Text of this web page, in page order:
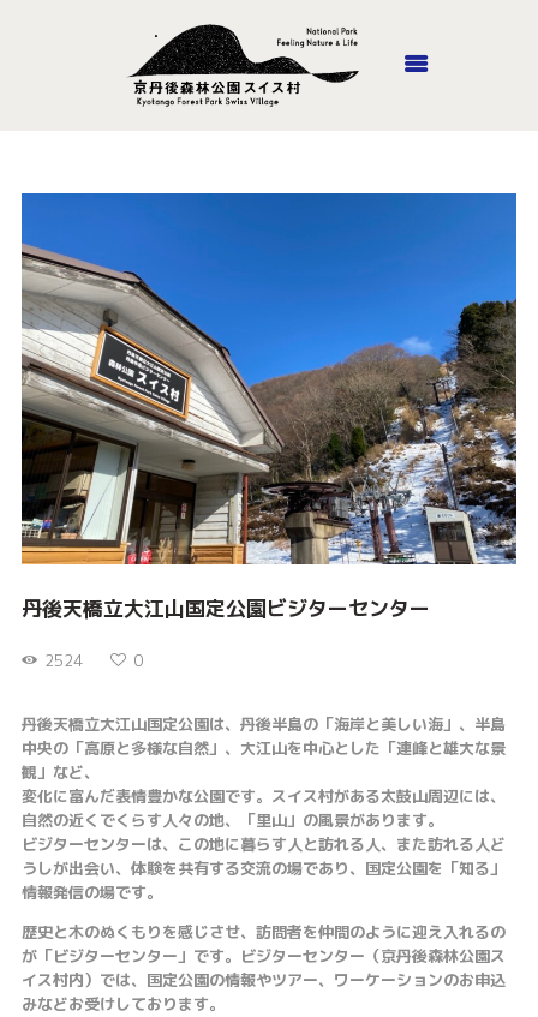
ホーム
施設紹介
山頂ホテル・風のがっこう
京都
ロッジやまの家
アウトドア
アクセス
お問い合わせ
オンラインショップ
丹後天橋立大江山国定公園ビジターセンター
2524 0
丹後天橋立大江山国定公園は、丹後半島の「海岸と美しい海」、半島
中央の「高原と多様な自然」、大江山を中心とした「連峰と雄大な景
観」など、
変化に富んだ表情豊かな公園です。スイス村がある太鼓山周辺には、
自然の近くでくらす人々の地、「里山」の風景があります。
ビジターセンターは、この地に暮らす人と訪れる人、また訪れる人ど
うしが出会い、体験を共有する交流の場であり、国定公園を「知る」
情報発信の場です。
歴史と木のぬくもりを感じさせ、訪問者を仲間のように迎え入れるの
が「ビジターセンター」です。ビジターセンター（京丹後森林公園ス
イス村内）では、国定公園の情報やツアー、ワーケーションのお申込
みなどお受けしております。